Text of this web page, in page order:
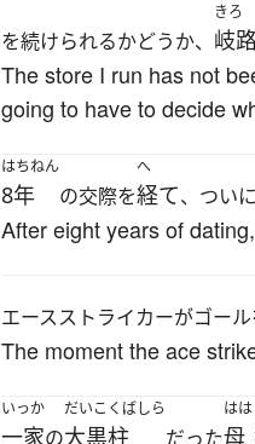
を続けられるかどうか、
きろ
岐
The store I run has not
going to have to decide
はちねん
8年 の交際を
へ
経て、ついに
After eight years of
エースストライカーがゴー
The moment the ace
いっか
一家の
だいこくばしら
大黒柱 だった
はは
母